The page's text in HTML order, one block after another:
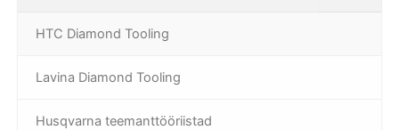
HTC Diamond Tooling
Lavina Diamond Tooling
Husqvarna teemanttööriistad